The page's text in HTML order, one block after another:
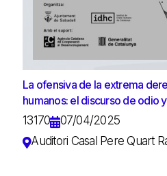
La ofensiva de la extrema
humanos: el discurso de odio
13170
07/04/2025
Auditori Casal Pere Quart